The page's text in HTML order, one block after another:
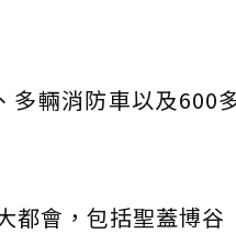
多輛消防車以及600
都會，包括聖蓋博谷